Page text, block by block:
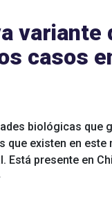
casos
biológicas que
existen en este
Está presente en